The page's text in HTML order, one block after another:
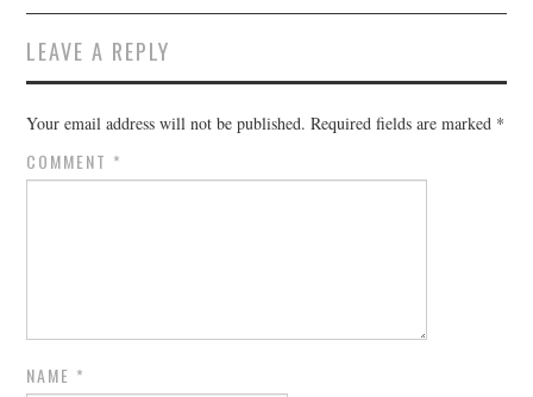
LEAVE A REPLY
Your email address will not be published. Required fields are marked *
COMMENT *
NAME *